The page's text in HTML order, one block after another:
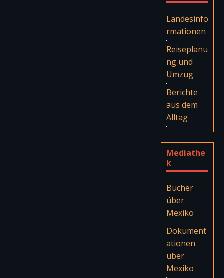
Landesinfo
rmationen
Reiseplanu
ng und
Umzug
Berichte
aus dem
Alltag
Mediathe
k
Bücher
über
Mexiko
Dokument
ationen
über
Mexiko